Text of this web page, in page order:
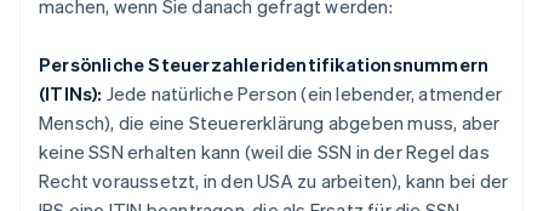
machen, wenn Sie danach gefragt werden:
Persönliche Steuerzahleridentifikationsnummern
(ITINs): Jede natürliche Person (ein lebender, atmender
Mensch), die eine Steuererklärung abgeben muss, aber
keine SSN erhalten kann (weil die SSN in der Regel das
Recht voraussetzt, in den USA zu arbeiten), kann bei der